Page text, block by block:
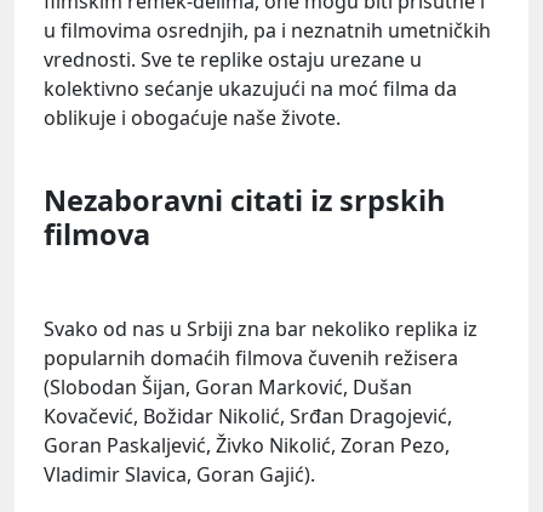
u filmovima osrednjih, pa i neznatnih umetničkih
vrednosti. Sve te replike ostaju urezane u
kolektivno sećanje ukazujući na moć filma da
oblikuje i obogaćuje naše živote.
Nezaboravni citati iz srpskih
filmova
Svako od nas u Srbiji zna bar nekoliko replika iz
popularnih domaćih filmova čuvenih režisera
(Slobodan Šijan, Goran Marković, Dušan
Kovačević, Božidar Nikolić, Srđan Dragojević,
Goran Paskaljević, Živko Nikolić, Zoran Pezo,
Vladimir Slavica, Goran Gajić).